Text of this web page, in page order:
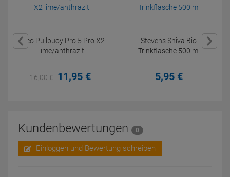
Beco Pullbuoy Pro 5 Pro X2
lime/anthrazit
16,00€ 11,95 €
Stevens Shiva Bio
Trinkflasche 500 ml
5,95 €
Kundenbewertungen 0
Einloggen und Bewertung schreiben